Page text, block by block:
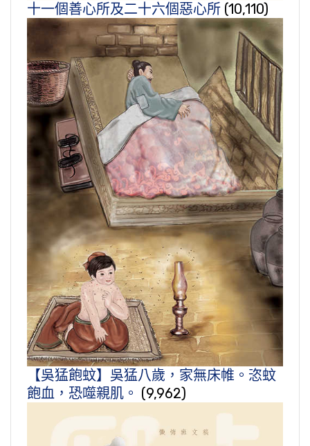
十一個善心所及二十六個惡心所 (10,110)
【吳猛飽蚊】吳猛八歲，家無床帷。恣蚊
飽血，恐噬親肌。 (9,962)